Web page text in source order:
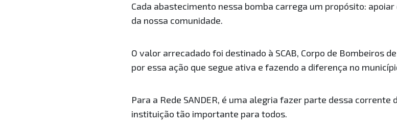
Cada abastecimento nessa bomba carrega um propósito:
da nossa comunidade.
O valor arrecadado foi destinado à SCAB, Corpo de Bombeiros
por essa ação que segue ativa e fazendo a diferença no
Para a Rede SANDER, é uma alegria fazer parte dessa
instituição tão importante para todos.